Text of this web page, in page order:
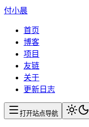
付小晨
首页
博客
项目
友链
关于
更新日志
打开站点导航